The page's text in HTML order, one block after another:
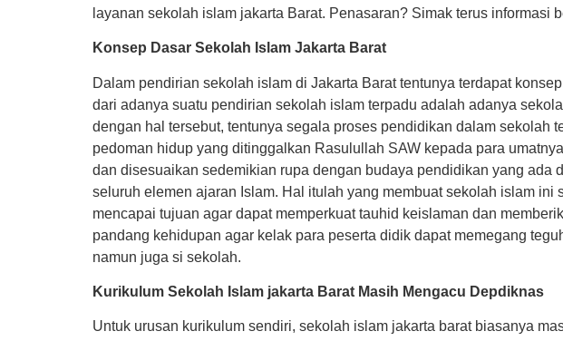
layanan sekolah islam jakarta Barat. Penasaran? Simak terus informasi
Konsep Dasar Sekolah Islam Jakarta Barat
Dalam pendirian sekolah islam di Jakarta Barat tentunya terdapat
dari adanya suatu pendirian sekolah islam terpadu adalah adanya
dengan hal tersebut, tentunya segala proses pendidikan dalam sekolah
pedoman hidup yang ditinggalkan Rasulullah SAW kepada para
dan disesuaikan sedemikian rupa dengan budaya pendidikan yang
seluruh elemen ajaran Islam. Hal itulah yang membuat sekolah islam
mencapai tujuan agar dapat memperkuat tauhid keislaman dan
pandang kehidupan agar kelak para peserta didik dapat memegang
namun juga si sekolah.
Kurikulum Sekolah Islam jakarta Barat Masih Mengacu Depdiknas
Untuk urusan kurikulum sendiri, sekolah islam jakarta barat biasanya